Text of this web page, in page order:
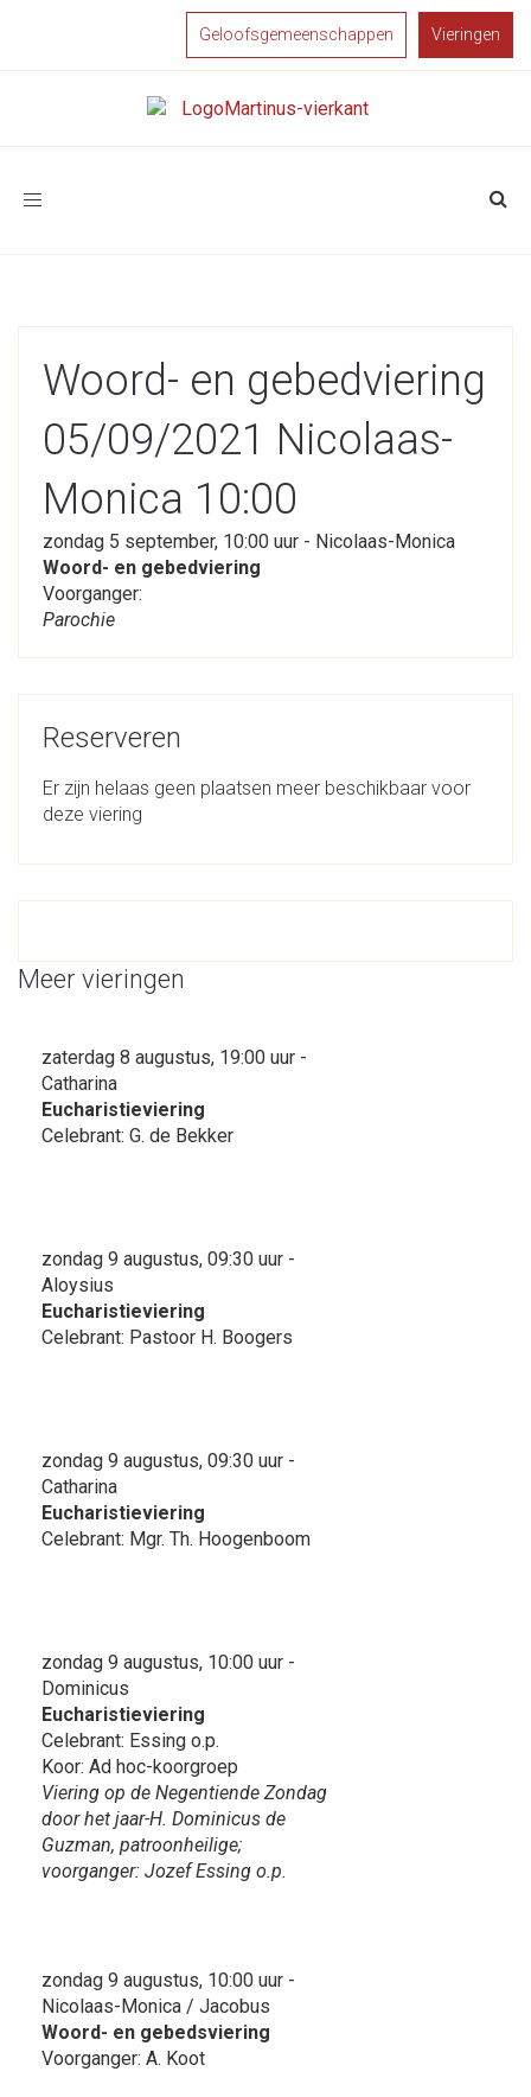
Geloofsgemeenschappen Vieringen
Toggle
Woord- en gebedviering
05/09/2021 Nicolaas-
Monica 10:00
zondag 5 september, 10:00 uur - Nicolaas-Monica
Woord- en gebedviering
Voorganger:
Parochie
Reserveren
Er zijn helaas geen plaatsen meer beschikbaar voor
deze viering
Meer vieringen
zaterdag 8 augustus, 19:00 uur -
Catharina
Eucharistieviering
Celebrant: G. de Bekker
zondag 9 augustus, 09:30 uur -
Aloysius
Eucharistieviering
Celebrant: Pastoor H. Boogers
zondag 9 augustus, 09:30 uur -
Catharina
Eucharistieviering
Celebrant: Mgr. Th. Hoogenboom
zondag 9 augustus, 10:00 uur -
Dominicus
Eucharistieviering
Celebrant: Essing o.p.
Koor: Ad hoc-koorgroep
Viering op de Negentiende Zondag
door het jaar-H. Dominicus de
Guzman, patroonheilige;
voorganger: Jozef Essing o.p.
zondag 9 augustus, 10:00 uur -
Nicolaas-Monica / Jacobus
Woord- en gebedsviering
Voorganger: A. Koot